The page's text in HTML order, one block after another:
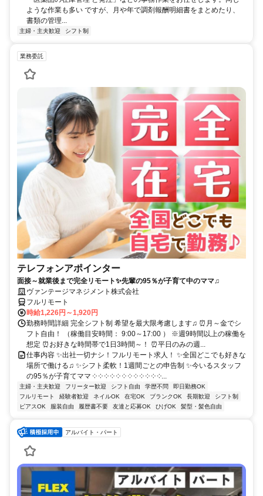
ような作業も多い ですが、月や年で調剤報酬明細書をまとめたり、
書類の管理...
主婦・主夫歓迎 シフト制
業務委託
テレフォンアポインター
面接～就業後まで完全リモート✨先輩の95％が子育て中のママ♫
ヴァンテージマネジメント株式会社
フルリモート
時給1,226円～1,920円
勤務時間詳細 完全シフト制 希望を最大限考慮します♫ ⏰月～金でシ
フト自由！ （稼働目安時間： 9:00～17:00 ） ※週9時間以上の稼働を
想定 ⏰お好きな時間帯で1日3時間～！ ⏰平日のみの週...
仕事内容 ✨出社一切ナシ！フルリモート求人！ ✨全国どこでも好きな
場所で働ける♫ ✨シフト柔軟！1週間ごとの申告制 ✨今いるスタッフ
の95％が子育てママ ༶ ༶ ༶ ༶ ༶ ༶ ༶ ༶ ༶ ༶ ༶ ༶...
主婦・主夫歓迎 フリーター歓迎 シフト自由 学歴不問
即日勤務OK
フルリモート
経験者歓迎 ネイルOK 在宅OK ブランクOK 長期歓迎
シフト制
ピアスOK
服装自由 履歴書不要 友達と応募OK ひげOK 髪型・髪色自由
アルバイト・パート